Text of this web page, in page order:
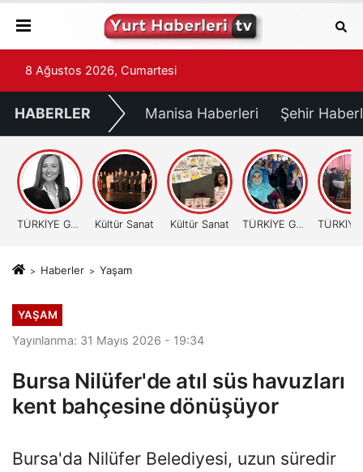
8 Ağustos 2026, Cumartesi
HABERLER Manisa Haberleri Şehir
TÜRKİYE GÜNDEMİ Kültür Sanat Kültür Sanat TÜRKİYE GÜNDEMİ
Haberler Yaşam
YAŞAM
Yayınlanma: 31 Mayıs 2026 - 19:34
Bursa Nilüfer'de atıl süs havuzları
kent bahçesine dönüşüyor
Bursa'da Nilüfer Belediyesi, uzun süredir